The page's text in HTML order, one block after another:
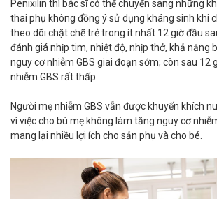
Penixilin thì bác sĩ có thể chuyển sang những
thai phụ không đồng ý sử dụng kháng sinh khi
theo dõi chặt chẽ trẻ trong ít nhất 12 giờ đầu
đánh giá nhịp tim, nhiệt độ, nhịp thở, khả năng
nguy cơ nhiễm GBS giai đoạn sớm; còn sau 12
nhiễm GBS rất thấp.
Người mẹ nhiễm GBS vẫn được khuyến khích
vì việc cho bú mẹ không làm tăng nguy cơ
mang lại nhiều lợi ích cho sản phụ và cho bé.